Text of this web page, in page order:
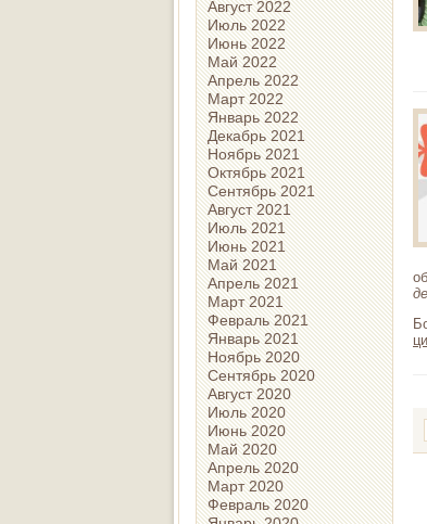
Август 2022
Июль 2022
Июнь 2022
Май 2022
Апрель 2022
Март 2022
Январь 2022
Декабрь 2021
Ноябрь 2021
Октябрь 2021
Сентябрь 2021
Август 2021
Июль 2021
Июнь 2021
Май 2021
Апрель 2021
Март 2021
Февраль 2021
Январь 2021
Ноябрь 2020
Сентябрь 2020
Август 2020
Июль 2020
Июнь 2020
Май 2020
Апрель 2020
Март 2020
Февраль 2020